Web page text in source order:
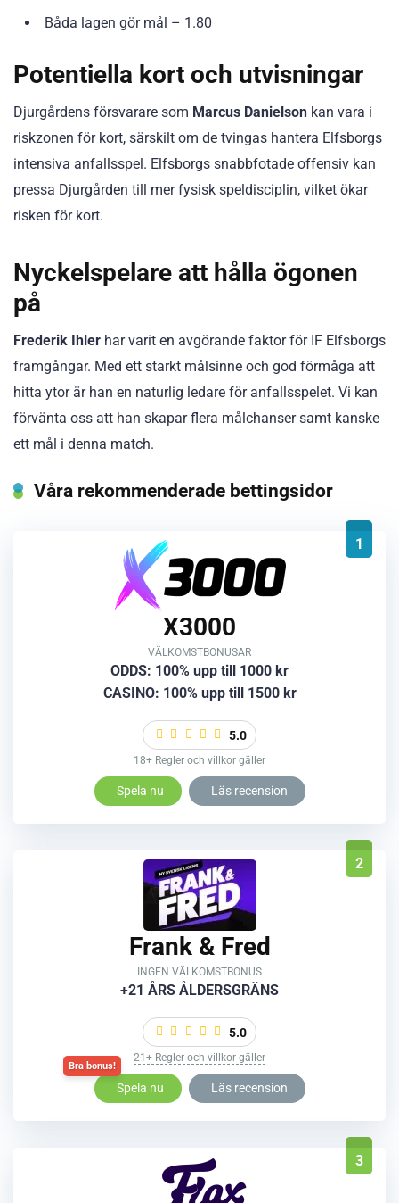
Båda lagen gör mål – 1.80
Potentiella kort och utvisningar
Djurgårdens försvarare som Marcus Danielson kan vara i
riskzonen för kort, särskilt om de tvingas hantera Elfsborgs
intensiva anfallsspel. Elfsborgs snabbfotade offensiv kan
pressa Djurgården till mer fysisk speldisciplin, vilket ökar
risken för kort.
Nyckelspelare att hålla ögonen
på
Frederik Ihler har varit en avgörande faktor för IF Elfsborgs
framgångar. Med ett starkt målsinne och god förmåga att
hitta ytor är han en naturlig ledare för anfallsspelet. Vi kan
förvänta oss att han skapar flera målchanser samt kanske
ett mål i denna match.
Våra rekommenderade bettingsidor
1
X3000
VÄLKOMSTBONUSAR
ODDS: 100% upp till 1000 kr
CASINO: 100% upp till 1500 kr
5.0
18+ Regler och villkor gäller
Spela nu Läs recension
2
Frank & Fred
INGEN VÄLKOMSTBONUS
+21 ÅRS ÅLDERSGRÄNS
5.0
21+ Regler och villkor gäller
Spela nu Läs recension
3